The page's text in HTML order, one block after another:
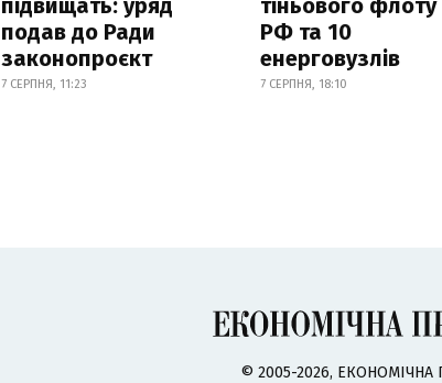
подав до Ради
законопроєкт
7 СЕРПНЯ, 11:23
РФ та 10
енерговузлів
7 СЕРПНЯ, 18:10
© 2005-2026, ЕКОНОМІЧНА